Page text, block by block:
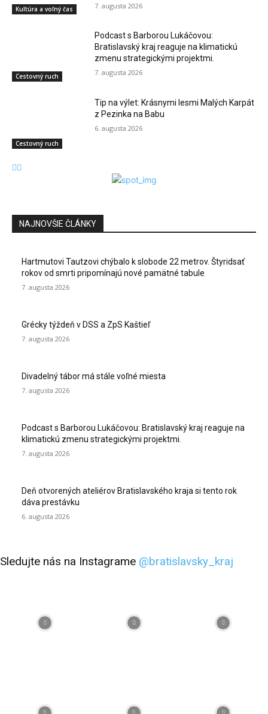
Kultúra a voľný čas 7. augusta 2026
Cestovný ruch
Podcast s Barborou Lukáčovou:
Bratislavský kraj reaguje na klimatickú
zmenu strategickými projektmi.
7. augusta 2026
Cestovný ruch
Tip na výlet: Krásnymi lesmi Malých Karpát
z Pezinka na Babu
6. augusta 2026
NAJNOVŠIE ČLÁNKY
Hartmutovi Tautzovi chýbalo k slobode 22 metrov. Štyridsať
rokov od smrti pripomínajú nové pamätné tabule
7. augusta 2026
Grécky týždeň v DSS a ZpS Kaštieľ
7. augusta 2026
Divadelný tábor má stále voľné miesta
7. augusta 2026
Podcast s Barborou Lukáčovou: Bratislavský kraj reaguje na
klimatickú zmenu strategickými projektmi.
7. augusta 2026
Deň otvorených ateliérov Bratislavského kraja si tento rok
dáva prestávku
6. augusta 2026
Sledujte nás na Instagrame @bratislavsky_kraj